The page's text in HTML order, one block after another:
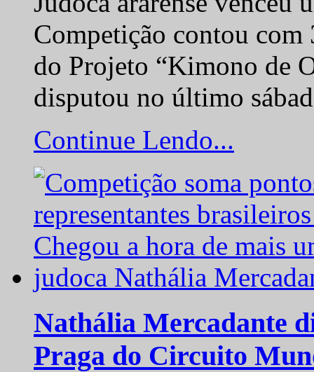
Competição contou com
do Projeto “Kimono de
disputou no último
Continue Lendo...
Nathália Mercadante
Praga do Circuito